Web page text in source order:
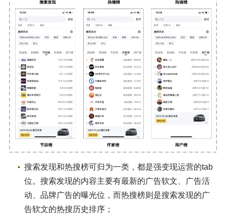
搜索发现和热搜榜可归为一类，都是强变现运营的tab
位。搜索发现的内容主要有最新的广告软文、广告活
动、品牌广告的曝光位，而热搜榜则是搜索发现的广
告软文的热搜历史排序；